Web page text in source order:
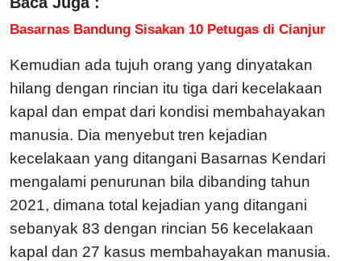
Basarnas Bandung Sisakan 10 Petugas di Cianjur
Kemudian ada tujuh orang yang dinyatakan
hilang dengan rincian itu tiga dari kecelakaan
kapal dan empat dari kondisi membahayakan
manusia. Dia menyebut tren kejadian
kecelakaan yang ditangani Basarnas Kendari
mengalami penurunan bila dibanding tahun
2021, dimana total kejadian yang ditangani
sebanyak 83 dengan rincian 56 kecelakaan
kapal dan 27 kasus membahayakan manusia.